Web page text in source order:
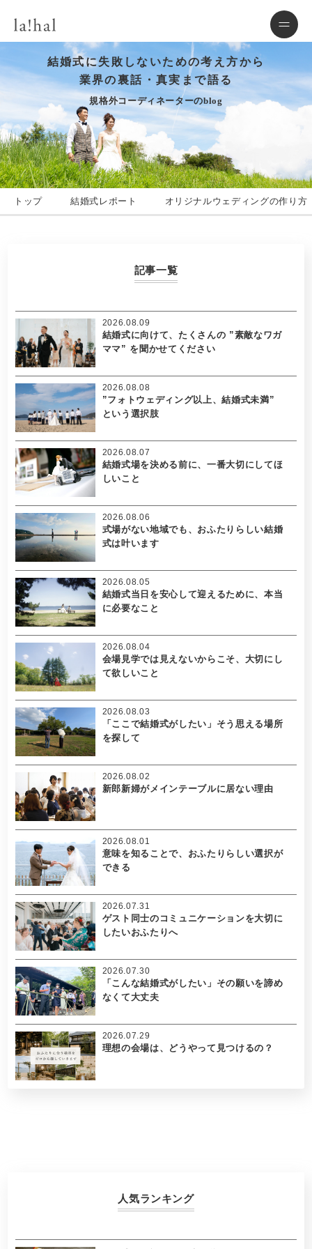
結婚式に失敗しないための考え方から
業界の裏話・真実まで語る
規格外コーディネーターのblog
トップ 結婚式レポート オリジナルウェディングの作り方
記事一覧
結婚式に向けて、たくさんの ”素敵なワガ
ママ” を聞かせてください
2026.08.09
”フォトウェディング以上、結婚式未満”
という選択肢
2026.08.08
結婚式場を決める前に、一番大切にしてほ
しいこと
2026.08.07
式場がない地域でも、おふたりらしい結婚
式は叶います
2026.08.06
結婚式当日を安心して迎えるために、本当
に必要なこと
2026.08.05
会場見学では見えないからこそ、大切にし
て欲しいこと
2026.08.04
「ここで結婚式がしたい」そう思える場所
を探して
2026.08.03
新郎新婦がメインテーブルに居ない理由
2026.08.02
意味を知ることで、おふたりらしい選択が
できる
2026.08.01
ゲスト同士のコミュニケーションを大切に
したいおふたりへ
2026.07.31
「こんな結婚式がしたい」その願いを諦め
なくて大丈夫
2026.07.30
理想の会場は、どうやって見つけるの？
2026.07.29
人気ランキング